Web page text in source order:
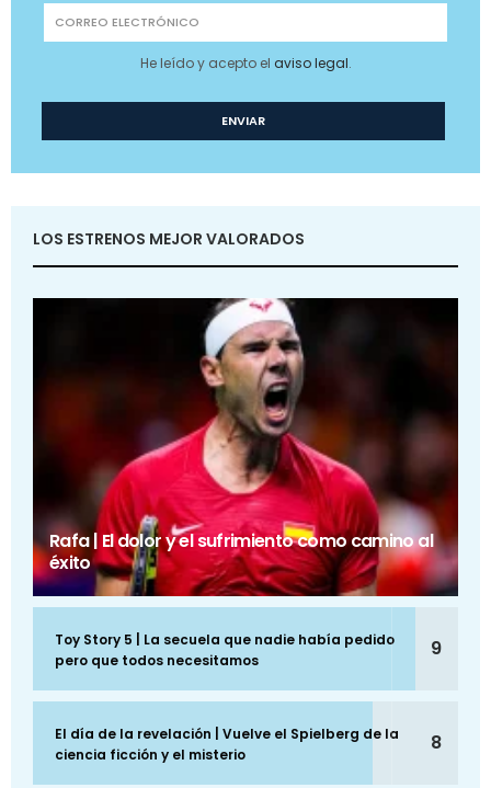
He leído y acepto el aviso legal.
LOS ESTRENOS MEJOR VALORADOS
Rafa | El dolor y el sufrimiento como camino al
éxito
Toy Story 5 | La secuela que nadie había pedido
pero que todos necesitamos
9
El día de la revelación | Vuelve el Spielberg de la
ciencia ficción y el misterio
8